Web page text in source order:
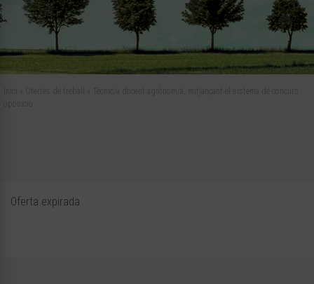
Oferta expirada